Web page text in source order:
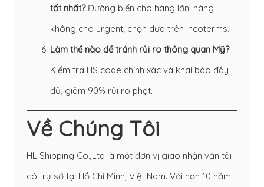
tốt nhất?Đường biển cho hàng lớn, hàng
không cho urgent; chọn dựa trên Incoterms.
Làm thế nào để tránh rủi ro thông quan Mỹ?
Kiểm tra HS code chính xác và khai báo đầy
đủ, giảm 90% rủi ro phạt.
Về Chúng Tôi
HL Shipping Co.,Ltd là một đơn vị giao nhận vận tải
có trụ sở tại Hồ Chí Minh, Việt Nam. Với hơn 10 năm